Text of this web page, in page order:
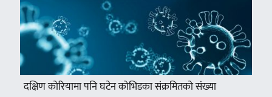
दक्षिण कोरियामा पनि घटेन कोभिडका संक्रमितको संख्या